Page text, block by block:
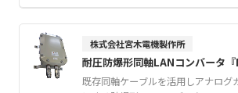
株式会社宮木電機製作所
耐圧防爆形同軸LANコンバータ『
既存同軸ケーブルを活用しアナログ